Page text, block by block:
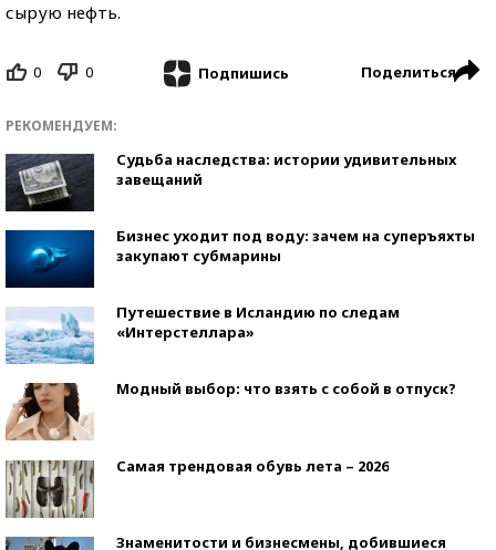
сырую нефть.
0 0 Подпишись Поделиться
РЕКОМЕНДУЕМ:
Судьба наследства: истории удивительных
завещаний
Бизнес уходит под воду: зачем на суперъяхты
закупают субмарины
Путешествие в Исландию по следам
«Интерстеллара»
Модный выбор: что взять с собой в отпуск?
Самая трендовая обувь лета – 2026
Знаменитости и бизнесмены, добившиеся